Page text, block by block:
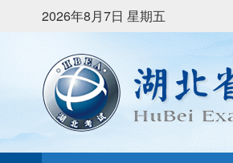
2026年8月7日 星期五